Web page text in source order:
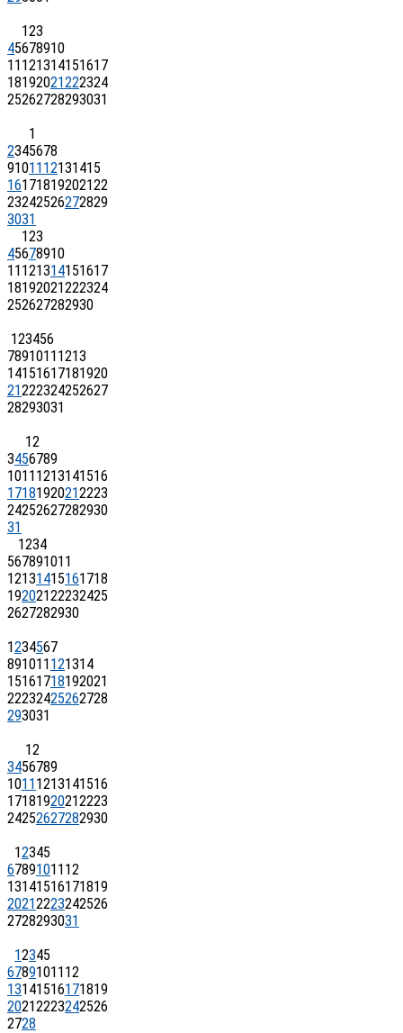
123
45678910
11121314151617
18192021222324
25262728293031
1
2345678
9101112131415
16171819202122
23242526272829
3031
123
45678910
11121314151617
18192021222324
252627282930
123456
78910111213
14151617181920
21222324252627
28293031
12
3456789
10111213141516
17181920212223
24252627282930
31
1234
567891011
12131415161718
19202122232425
2627282930
1234567
891011121314
15161718192021
22232425262728
293031
12
3456789
10111213141516
17181920212223
24252627282930
12345
6789101112
13141516171819
20212223242526
2728293031
12345
6789101112
13141516171819
20212223242526
2728